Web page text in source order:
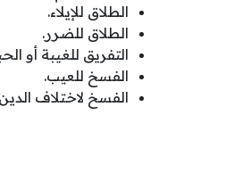
الطلاق للإيلاء.
الطلاق للضرر.
التفريق للغيبة أو
الفسخ للعيب.
الفسخ لاختلاف